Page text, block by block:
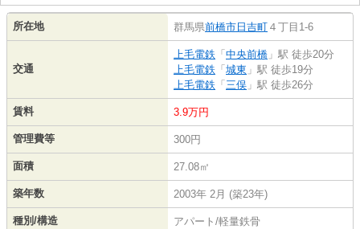
所在地 群馬県前橋市 日吉町 ４丁目1-6
交通
上毛電鉄 「 中央前橋 」駅 徒歩20分
上毛電鉄 「 城東 」駅 徒歩19分
上毛電鉄 「 三俣 」駅 徒歩26分
賃料 3.9万円
管理費等 300円
面積 27.08㎡
築年数 2003年 2月 (築23年)
種別/構造 アパート/軽量鉄骨